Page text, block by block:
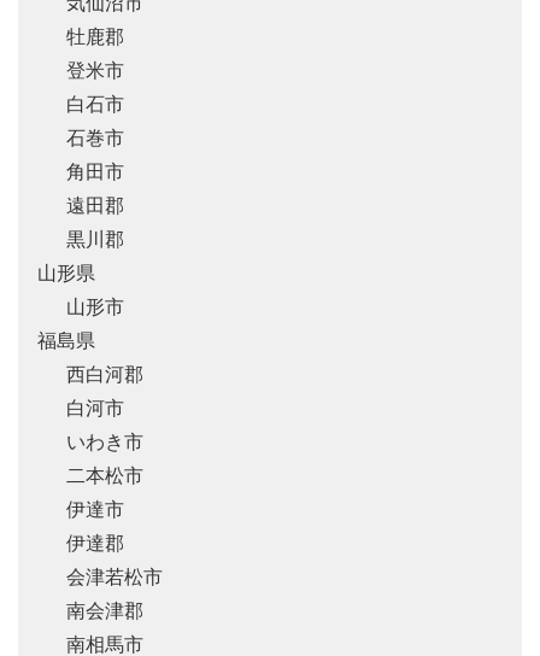
牡鹿郡
登米市
白石市
石巻市
角田市
遠田郡
黒川郡
山形県
山形市
福島県
西白河郡
白河市
いわき市
二本松市
伊達市
伊達郡
会津若松市
南会津郡
南相馬市